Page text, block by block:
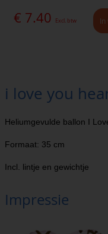
€ 7.40 Excl. btw In
i love you
Heliumgevulde ballon I
Formaat: 35 cm
Incl. lintje en gewichtje
Impressie